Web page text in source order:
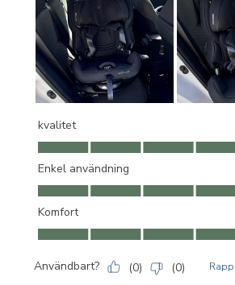
kvalitet
kvalitet, 5.0 av 5
Enkel användning
Enkel användning, 5.0 av 5
Komfort
Komfort, 5.0 av 5
Användbart? (0) (0)